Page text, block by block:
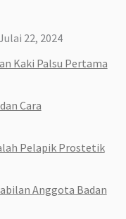
22, 2024
Kaki Palsu Pertama
Cara
Pelapik Prostetik
Anggota Badan